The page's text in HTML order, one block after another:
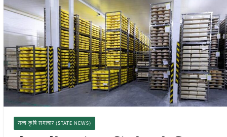
राज्य कृषि समाचार (STATE NEWS)